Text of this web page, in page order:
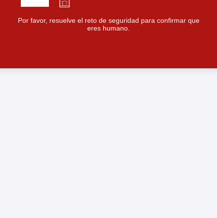
Por favor, resuelve el reto de seguridad para confirmar que
eres humano.